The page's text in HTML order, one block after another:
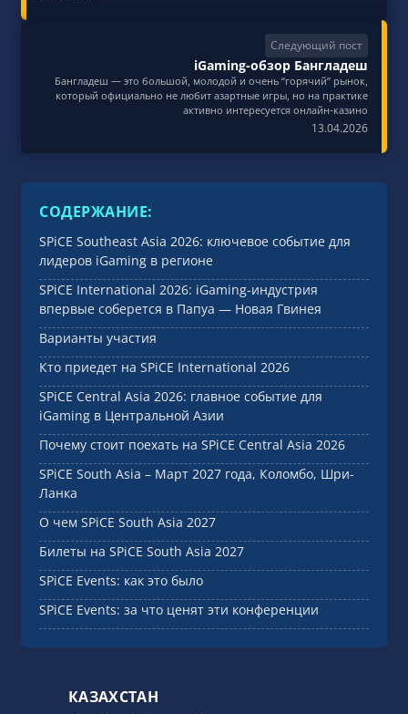
Следующий пост
iGaming-обзор Бангладеш
Бангладеш — это большой, молодой и очень “горячий” рынок,
который официально не любит азартные игры, но на практике
13.04.2026
СОДЕРЖАНИЕ:
SPiCE Southeast Asia 2026: ключевое событие для
лидеров iGaming в регионе
SPiCE International 2026: iGaming-индустрия
впервые соберется в Папуа — Новая Гвинея
Варианты участия
Кто приедет на SPiCE International 2026
SPiCE Central Asia 2026: главное событие для
iGaming в Центральной Азии
Почему стоит поехать на SPiCE Central Asia 2026
SPiCE South Asia – Март 2027 года, Коломбо, Шри-
Ланка
О чем SPiCE South Asia 2027
Билеты на SPiCE South Asia 2027
SPiCE Events: как это было